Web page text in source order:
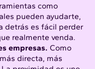
como
pueden ayudarte,
detrás es fácil perder
realmente venda.
empresas. Como
directa, más